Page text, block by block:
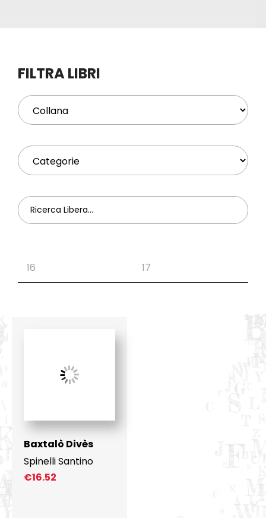
Profilo
FILTRA LIBRI
Baxtalò Divès
Spinelli Santino
€16.52